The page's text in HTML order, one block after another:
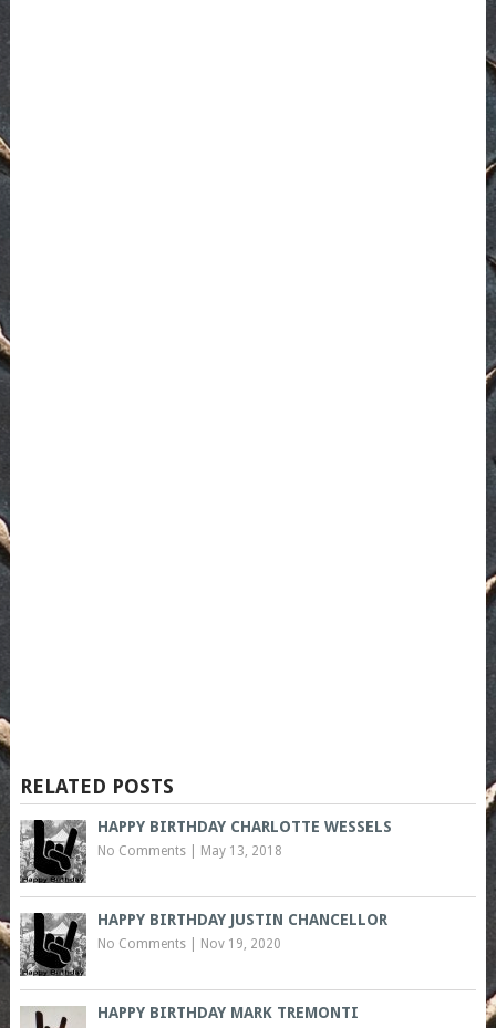
RELATED POSTS
HAPPY BIRTHDAY CHARLOTTE WESSELS
No Comments| May 13, 2018
HAPPY BIRTHDAY JUSTIN CHANCELLOR
No Comments| Nov 19, 2020
HAPPY BIRTHDAY MARK TREMONTI